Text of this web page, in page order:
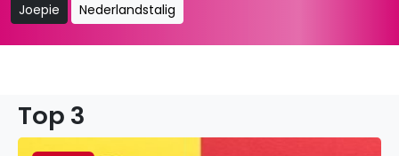
Joepie Nederlandstalig
Top 3